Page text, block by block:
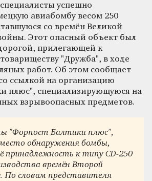
успешно
авиабомбу весом 250
со времён Великой
Этот опасный объект был
прилегающей к
"Дружба", в ходе
работ. Об этом сообщает
ссылкой на организацию
плюс", специализирующуюся на
взрывоопасных предметов.
"Форпост Балтики плюс",
обнаружения бомбы,
принадлежность к типу CD-250
времён Второй
По словам представителя